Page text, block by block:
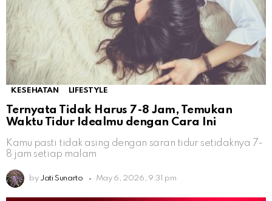
KESEHATAN LIFESTYLE
Ternyata Tidak Harus 7-8 Jam, Temukan
Waktu Tidur Idealmu dengan Cara Ini
Kamu pasti tidak asing dengan saran tidur setidaknya 7-
8 jam setiap malam
by Jati Sunarto May 6, 2026, 9:31 pm